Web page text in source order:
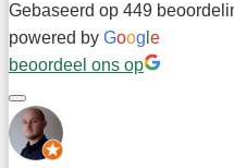
Gebaseerd op 449
powered by Goog e
beoordeel ons op